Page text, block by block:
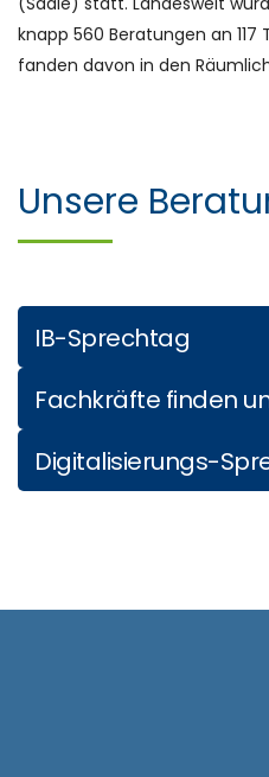
knapp 560 Beratungen an
fanden davon in den
Unsere
IB-Sprechtag
Fachkräfte finden
Digitalisierungs-